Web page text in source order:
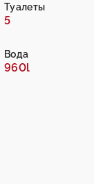
Туалеты
5
Вода
960l